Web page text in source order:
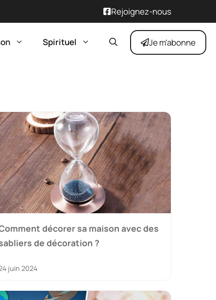
Rejoignez-nous
Spirituel Je m'abonne
décorer sa maison avec des
de décoration ?
juin 2024